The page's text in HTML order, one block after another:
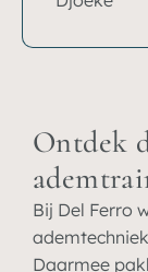
Ontdek
Bij Del Ferro
Daarmee